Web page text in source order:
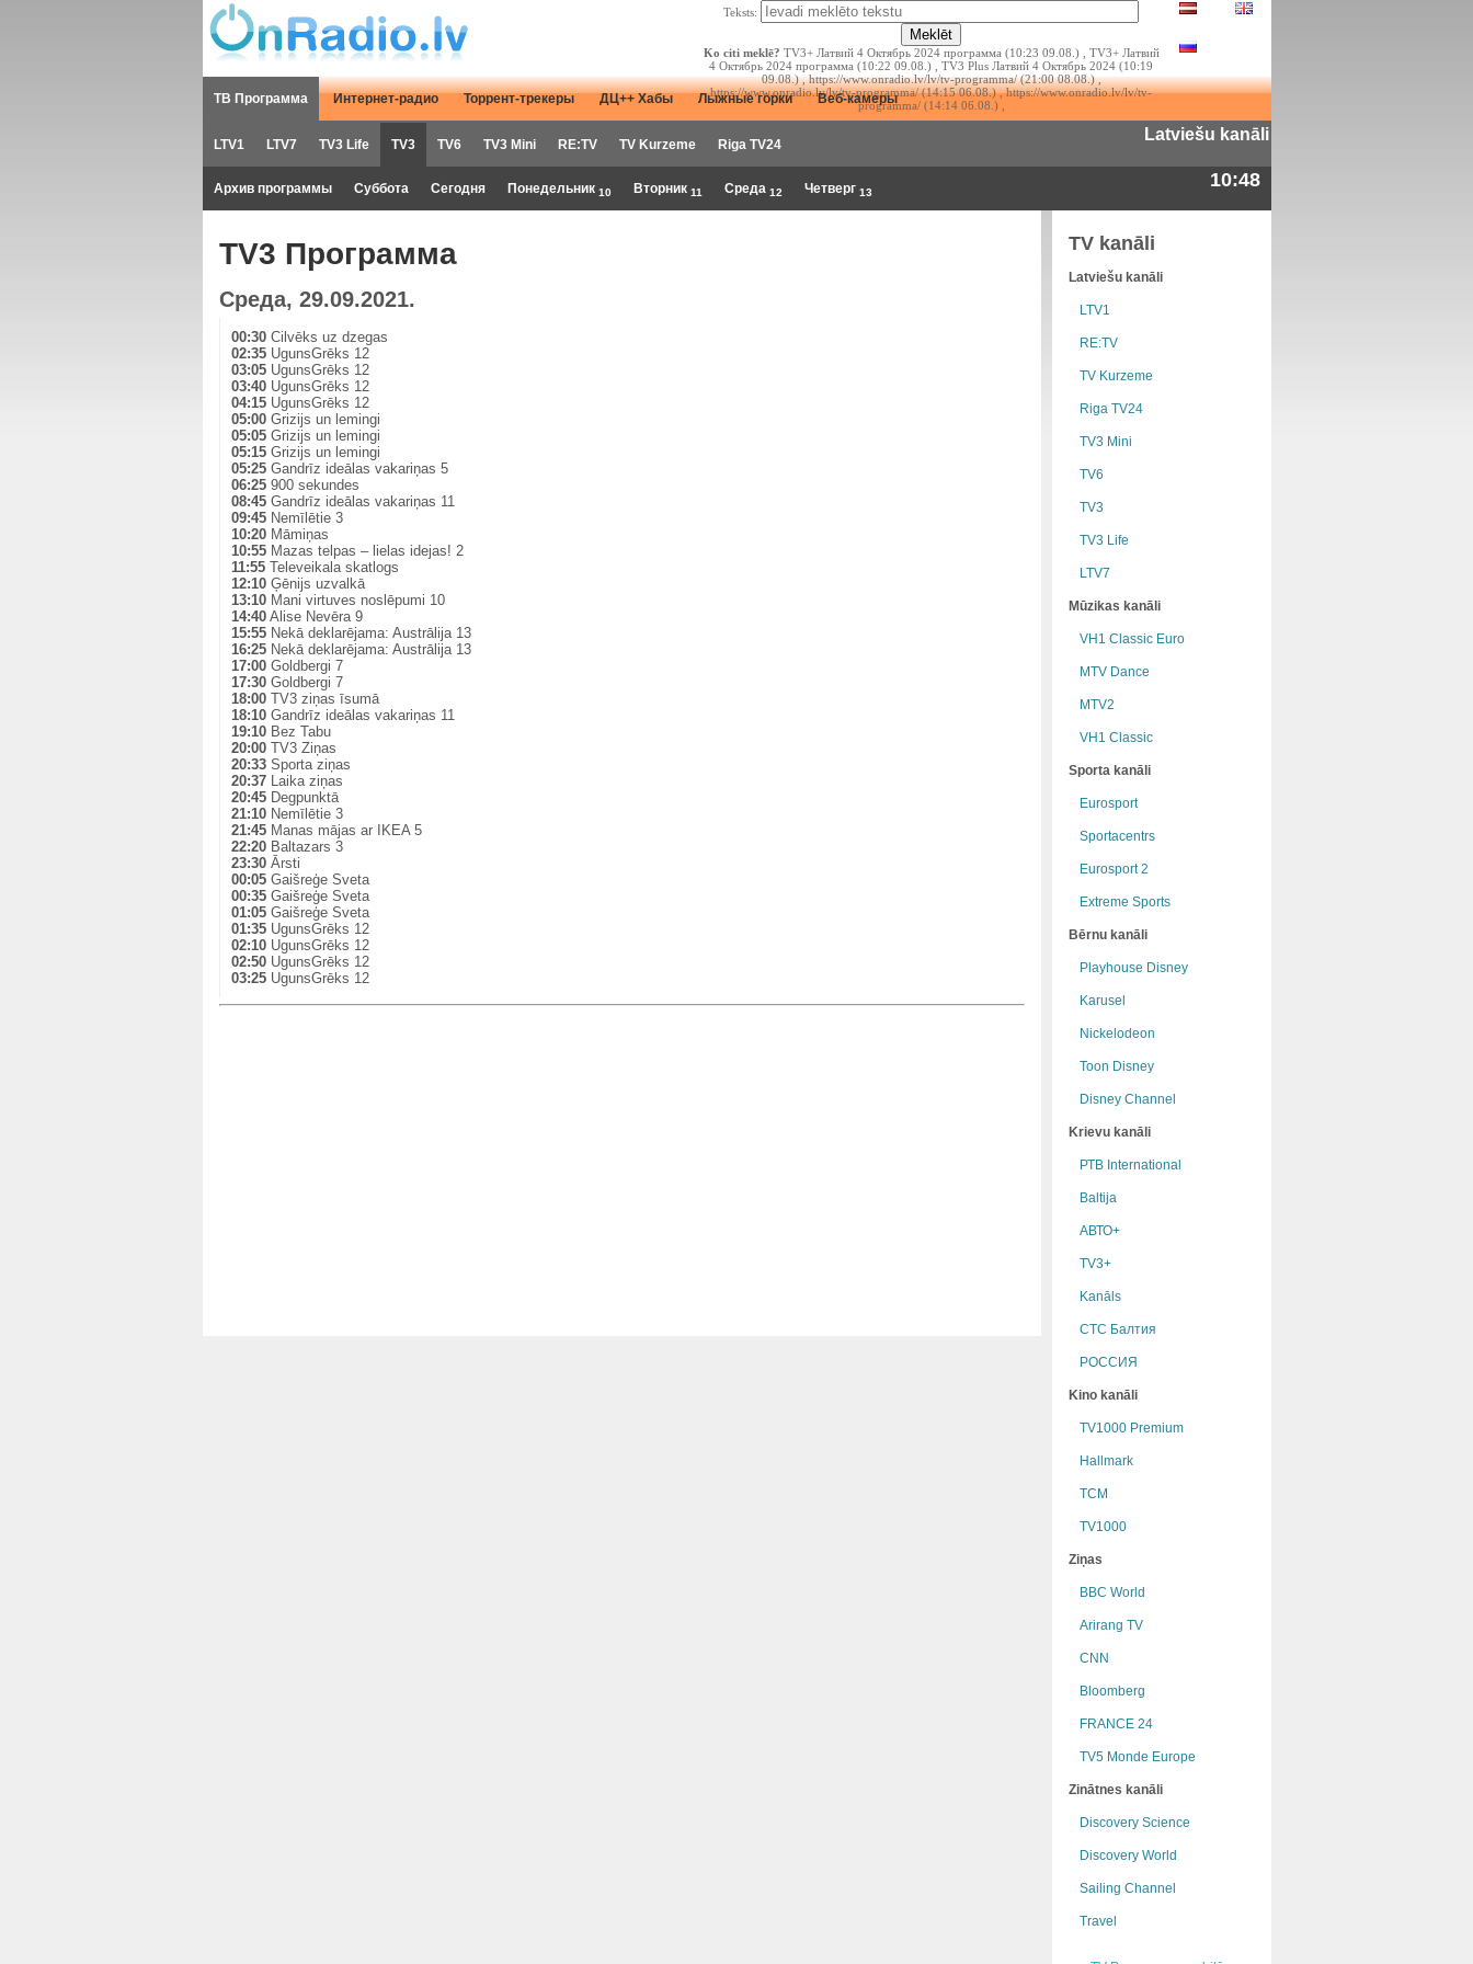
Teksts:
Ko citi meklē? TV3+ Латвий 4 Октябрь 2024 программа (10:23 09.08.) , TV3+ Латвий
4 Октябрь 2024 программа (10:22 09.08.) , TV3 Plus Латвий 4 Октябрь 2024 (10:19
09.08.) , https://www.onradio.lv/lv/tv-programma/ (21:00 08.08.) ,
https://www.onradio.lv/lv/tv-programma/ (14:15 06.08.) , https://www.onradio.lv/lv/tv-
programma/ (14:14 06.08.) ,
ТВ Программа Интернет-радио Торрент-трекеры ДЦ++ Хабы Лыжные горки Веб-камеры
LTV1 LTV7 TV3 Life TV3 TV6 TV3 Mini RE:TV TV Kurzeme Riga TV24
Latviešu kanāli
Архив программы Суббота Сегодня Понедельник 10 Вторник 11 Среда 12 Четверг 13
10:48
TV3 Программа
Среда, 29.09.2021.
00:30Cilvēks uz dzegas
02:35UgunsGrēks 12
03:05UgunsGrēks 12
03:40UgunsGrēks 12
04:15UgunsGrēks 12
05:00Grizijs un lemingi
05:05Grizijs un lemingi
05:15Grizijs un lemingi
05:25Gandrīz ideālas vakariņas 5
06:25900 sekundes
08:45Gandrīz ideālas vakariņas 11
09:45Nemīlētie 3
10:20Māmiņas
10:55Mazas telpas – lielas idejas! 2
11:55Televeikala skatlogs
12:10Ģēnijs uzvalkā
13:10Mani virtuves noslēpumi 10
14:40Alise Nevēra 9
15:55Nekā deklarējama: Austrālija 13
16:25Nekā deklarējama: Austrālija 13
17:00Goldbergi 7
17:30Goldbergi 7
18:00TV3 ziņas īsumā
18:10Gandrīz ideālas vakariņas 11
19:10Bez Tabu
20:00TV3 Ziņas
20:33Sporta ziņas
20:37Laika ziņas
20:45Degpunktā
21:10Nemīlētie 3
21:45Manas mājas ar IKEA 5
22:20Baltazars 3
23:30Ārsti
00:05Gaišreģe Sveta
00:35Gaišreģe Sveta
01:05Gaišreģe Sveta
01:35UgunsGrēks 12
02:10UgunsGrēks 12
02:50UgunsGrēks 12
03:25UgunsGrēks 12
TV kanāli
Latviešu kanāli
LTV1
RE:TV
TV Kurzeme
Riga TV24
TV3 Mini
TV6
TV3
TV3 Life
LTV7
Mūzikas kanāli
VH1 Classic Euro
MTV Dance
MTV2
VH1 Classic
Sporta kanāli
Eurosport
Sportacentrs
Eurosport 2
Extreme Sports
Bērnu kanāli
Playhouse Disney
Karusel
Nickelodeon
Toon Disney
Disney Channel
Krievu kanāli
РТB International
Baltija
АВТО+
TV3+
Kanāls
СТС Балтия
РОССИЯ
Kino kanāli
TV1000 Premium
Hallmark
TCM
TV1000
Ziņas
BBC World
Arirang TV
CNN
Bloomberg
FRANCE 24
TV5 Monde Europe
Zinātnes kanāli
Discovery Science
Discovery World
Sailing Channel
Travel